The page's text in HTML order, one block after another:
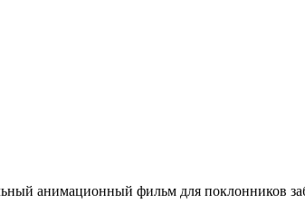
анимационный фильм для поклонников